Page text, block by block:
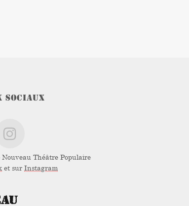
SOCIAUX
Nouveau Théâtre Populaire
et surInstagram